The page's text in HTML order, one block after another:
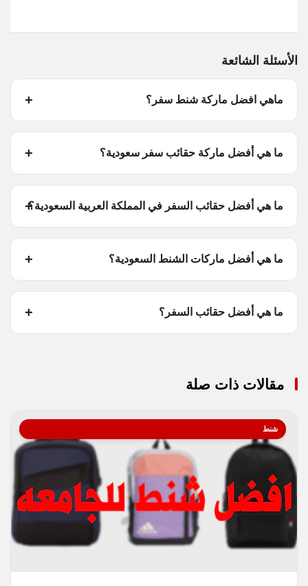
الأسئلة الشائعة
ماهي افضل ماركة شنط سفر؟
ما هي أفضل ماركة حقائب سفر سعودية؟
ما هي أفضل حقائب السفر في المملكة العربية السعودية؟
ما هي أفضل ماركات الشنط السعودية؟
ما هي أفضل حقائب السفر؟
مقالات ذات صلة
شنط